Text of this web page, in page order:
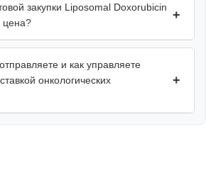
закупки Liposomal Doxorubicin
цена?
+
и как управляете
онкологических
+